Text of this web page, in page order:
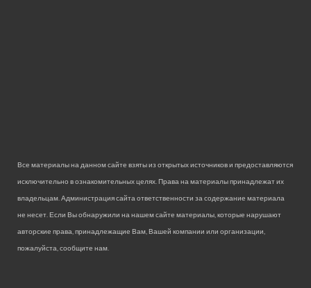
Все материалы на данном сайте взяты из открытых источников и предоставляются
исключительно в ознакомительных целях. Права на материалы принадлежат их
владельцам. Администрация сайта ответственности за содержание материала
не несет. Если Вы обнаружили на нашем сайте материалы, которые нарушают
авторские права, принадлежащие Вам, Вашей компании или организации,
пожалуйста, сообщите нам.